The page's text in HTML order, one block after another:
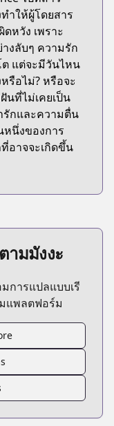
ำให้ผู้โดยสาร
หวัง เพราะ
งลับๆ ความรัก
แต่จะมีวันไหน
รือไม่? หรือจะ
นที่ไม่เคยเป็น
รักและความตื่น
หนึ่งของการ
อาจจะเกิดขึ้น
ามมังงะ
การแปลแบบเรี
แพลตฟอร์ม